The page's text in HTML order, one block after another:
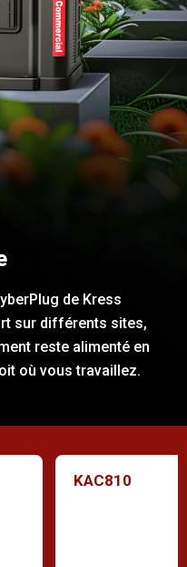
de Kress
sur différents sites,
reste alimenté en
où vous travaillez.
KAC810